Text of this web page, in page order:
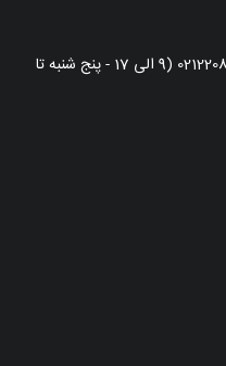
02122083926 - 02122085386 - 02122082258 (9 الی 17 - پنج شنبه تا